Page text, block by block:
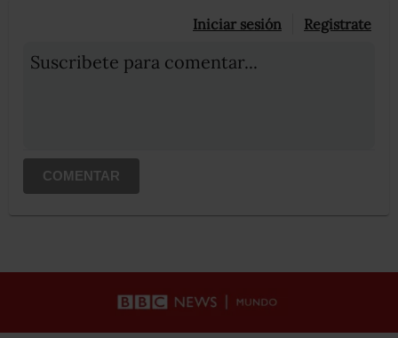
Iniciar sesión Registrate
Suscribete para comentar...
COMENTAR